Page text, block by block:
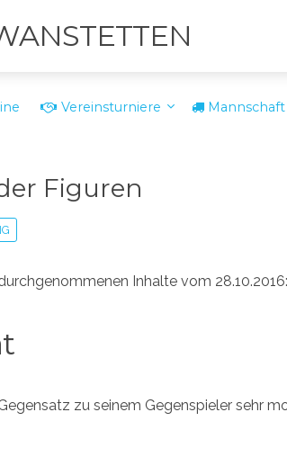
Vereinsturniere Mannschaft
Figuren
Inhalte vom 28.10.2016:
zu seinem Gegenspieler sehr